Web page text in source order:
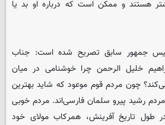
هستند و ممکن است که درباره او بد یا
جمهور سابق تصریح شده است: جناب
خلیل الرحمن چرا خوشنامی در میان
چون مردم قوم موعود که شاید بهترین
رشید پیرو سلمان فارسی‌اند. مردم خوبی
طول تاریخ آفرینش، همرکاب مولای خود